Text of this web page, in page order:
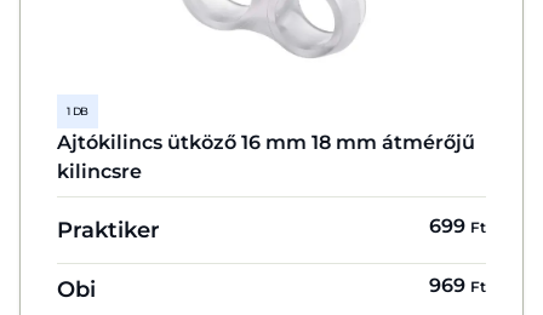
1 DB
Ajtókilincs ütköző 16 mm 18 mm átmérőjű
kilincsre
Praktiker 699 Ft
Obi 969 Ft